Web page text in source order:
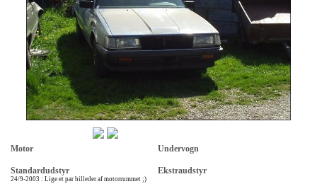
Motor Undervogn
Standardudstyr
24/9-2003 : Lige et par billeder af motorrummet ;)
Ekstraudstyr